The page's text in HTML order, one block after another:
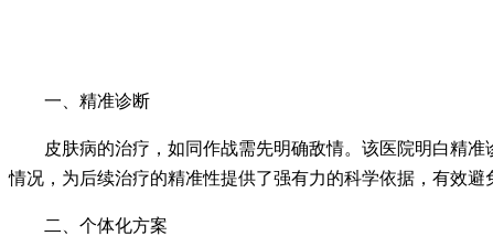
一、精准诊断
皮肤病的治疗，如同作战需先明确敌情。该医院明白精准
情况，为后续治疗的精准性提供了强有力的科学依据，有效避
二、个体化方案